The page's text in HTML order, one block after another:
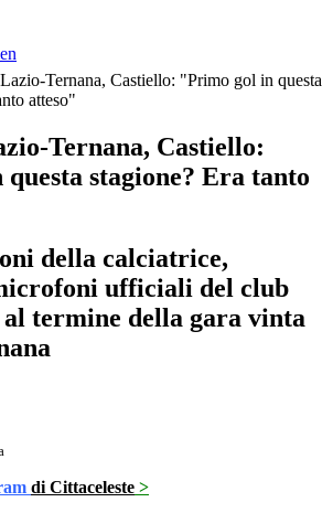
Ternana, Castiello: "Primo gol in questa
atteso"
Ternana, Castiello:
stagione? Era tanto
della calciatrice,
ufficiali del club
al termine della gara vinta
di Cittaceleste >